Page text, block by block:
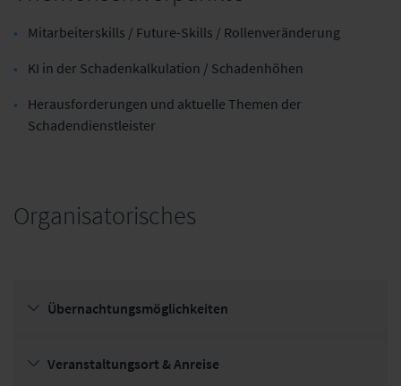
Lebensversicherung a.G.
Mitarbeiterskills / Future-Skills / Rollenveränderung
KI in der Schadenkalkulation / Schadenhöhen
Herausforderungen und aktuelle Themen der
Schadendienstleister
Organisatorisches
Übernachtungsmöglichkeiten
Veranstaltungsort & Anreise